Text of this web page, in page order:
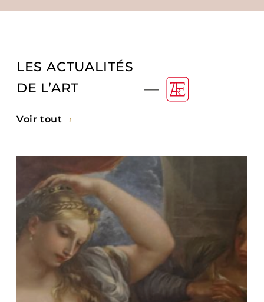
LES ACTUALITÉS
DE L’ART
Voir tout